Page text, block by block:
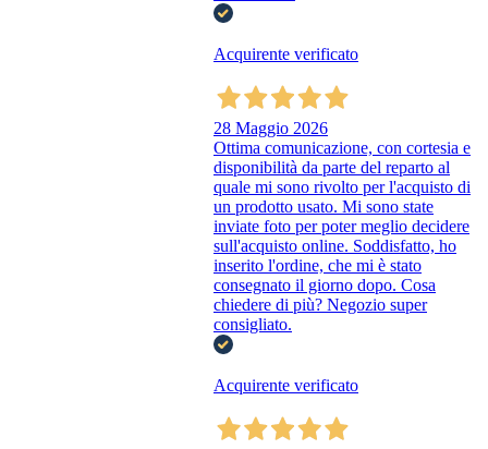
Acquirente verificato
28 Maggio 2026
Ottima comunicazione, con cortesia e
disponibilità da parte del reparto al
quale mi sono rivolto per l'acquisto di
un prodotto usato. Mi sono state
inviate foto per poter meglio decidere
sull'acquisto online. Soddisfatto, ho
inserito l'ordine, che mi è stato
consegnato il giorno dopo. Cosa
chiedere di più? Negozio super
consigliato.
Acquirente verificato